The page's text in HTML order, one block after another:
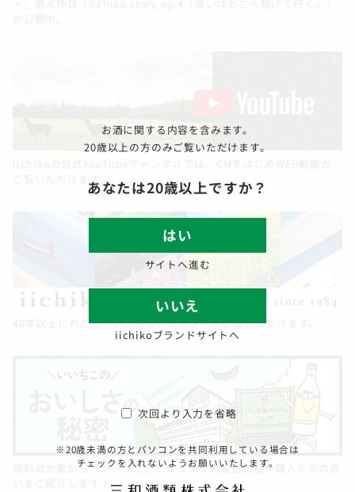
ご覧いただけます。
40年以上にわたる「いいちこ」ポスターがご覧いただけます。
原料の大麦から「いいちこ」になるまでの製造工程や職人たちの想
いをご紹介します！
お酒に関する内容を含みます。
20歳以上の方のみご覧いただけます。
あなたは20歳以上ですか？
はい
サイトへ進む
いいえ
iichikoブランドサイトへ
次回より入力を省略
※20歳未満の方とパソコンを共同利用している場合は
チェックを入れないようお願いいたします。